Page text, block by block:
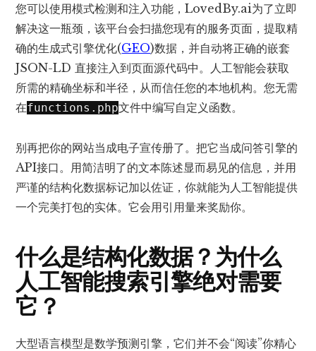
您可以使用模式检测和注入功能，LovedBy.ai为了立即
解决这一瓶颈，该平台会扫描您现有的服务页面，提取精
确的生成式引擎优化(GEO)数据，并自动将正确的嵌套
JSON-LD 直接注入到页面源代码中。人工智能会获取
所需的精确坐标和半径，从而信任您的本地机构。您无需
在functions.php文件中编写自定义函数。
别再把你的网站当成电子宣传册了。把它当成问答引擎的
API接口。用简洁明了的文本陈述显而易见的信息，并用
严谨的结构化数据标记加以佐证，你就能为人工智能提供
一个完美打包的实体。它会用引用量来奖励你。
什么是结构化数据？为什么
人工智能搜索引擎绝对需要
它？
大型语言模型是数学预测引擎，它们并不会“阅读”你精心